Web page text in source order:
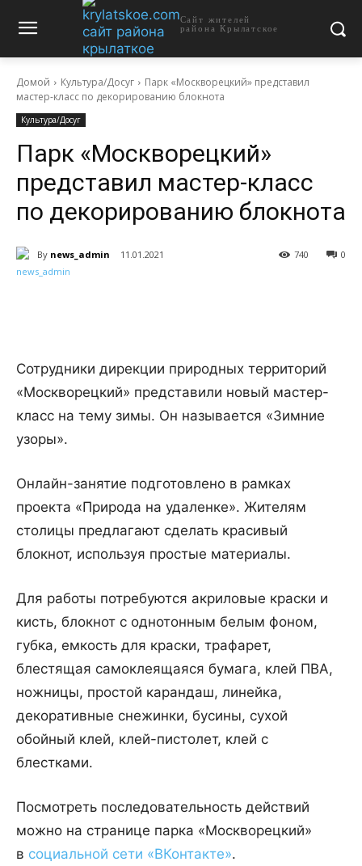
Сайт жителей
района Крылатское
Домой Культура/Досуг
Парк «Москворецкий» представил
мастер-класс по декорированию блокнота
Культура/Досуг
Парк «Москворецкий»
представил мастер-класс
по декорированию блокнота
By news_admin 11.01.2021 0
740
Сотрудники дирекции природных территорий
«Москворецкий» представили новый мастер-
класс на тему зимы. Он называется «Зимние
узоры».
Онлайн-занятие подготовлено в рамках
проекта «Природа на удаленке». Жителям
столицы предлагают сделать красивый
блокнот, используя простые материалы.
Для работы потребуются акриловые краски и
кисть, блокнот с однотонным белым фоном,
губка, емкость для краски, трафарет,
блестящая самоклеящаяся бумага, клей ПВА,
ножницы, простой карандаш, линейка,
декоративные снежинки, бусины, сухой
обойный клей, клей-пистолет, клей с
блестками.
Посмотреть последовательность действий
можно на странице парка «Москворецкий»
в социальной сети «ВКонтакте».